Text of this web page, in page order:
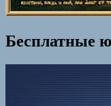
Бесплатные